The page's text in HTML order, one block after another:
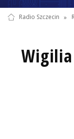
Radio Szczecin »